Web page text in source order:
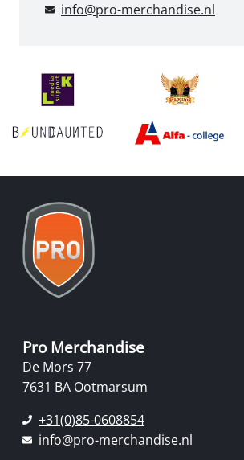
info@pro-merchandise.nl
Pro Merchandise
De Mors 77
7631 BA Ootmarsum
+31(0)85-0608854
info@pro-merchandise.nl